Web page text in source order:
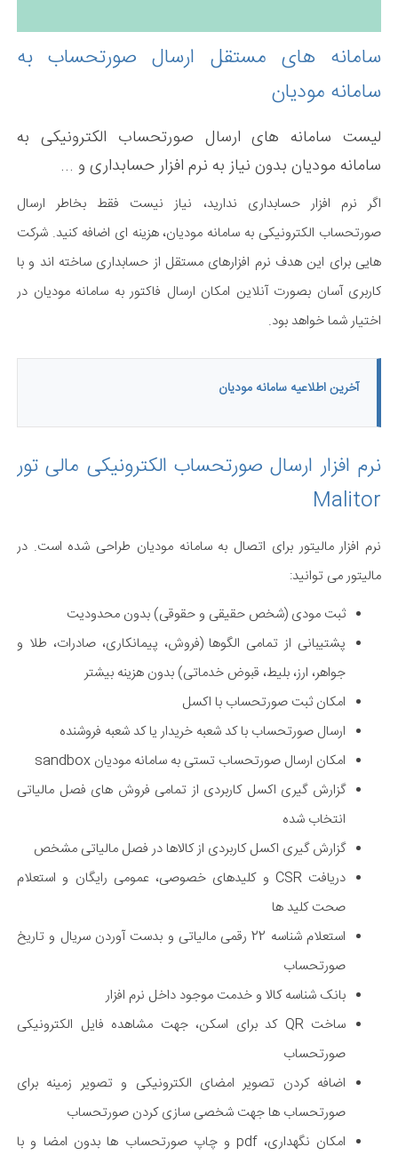
سامانه های مستقل ارسال صورتحساب به
سامانه مودیان
لیست سامانه های ارسال صورتحساب الکترونیکی به
سامانه مودیان بدون نیاز به نرم افزار حسابداری و ...
اگر نرم افزار حسابداری ندارید، نیاز نیست فقط بخاطر ارسال
صورتحساب الکترونیکی به سامانه مودیان، هزینه ای اضافه کنید. شرکت
هایی برای این هدف نرم افزارهای مستقل از حسابداری ساخته اند و با
کاربری آسان بصورت آنلاین امکان ارسال فاکتور به سامانه مودیان در
اختیار شما خواهد بود.
آخرین اطلاعیه سامانه مودیان
نرم افزار ارسال صورتحساب الکترونیکی مالی تور
Malitor
نرم افزار مالیتور برای اتصال به سامانه مودیان طراحی شده است. در
مالیتور می توانید:
ثبت مودی (شخص حقیقی و حقوقی) بدون محدودیت
پشتیبانی از تمامی الگوها (فروش، پیمانکاری، صادرات، طلا و
جواهر، ارز، بلیط، قبوض خدماتی) بدون هزینه بیشتر
امکان ثبت صورتحساب با اکسل
ارسال صورتحساب با کد شعبه خریدار یا کد شعبه فروشنده
امکان ارسال صورتحساب تستی به سامانه مودیان sandbox
گزارش گیری اکسل کاربردی از تمامی فروش های فصل مالیاتی
انتخاب شده
گزارش گیری اکسل کاربردی از کالاها در فصل مالیاتی مشخص
دریافت CSR و کلیدهای خصوصی، عمومی رایگان و استعلام
صحت کلید ها
استعلام شناسه 22 رقمی مالیاتی و بدست آوردن سریال و تاریخ
صورتحساب
بانک شناسه کالا و خدمت موجود داخل نرم افزار
ساخت QR کد برای اسکن، جهت مشاهده فایل الکترونیکی
صورتحساب
اضافه کردن تصویر امضای الکترونیکی و تصویر زمینه برای
صورتحساب ها جهت شخصی سازی کردن صورتحساب
امکان نگهداری، pdf و چاپ صورتحساب ها بدون امضا و با